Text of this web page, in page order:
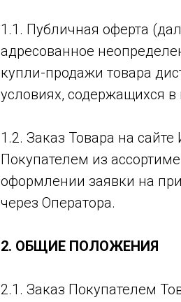
1.1. Публичная оферта
адресованное
купли-продажи товара
условиях, содержащихся
1.2. Заказ Товара на
Покупателем из
оформлении заявки на
через Оператора.
2. ОБЩИЕ ПОЛОЖЕНИЯ
2.1. Заказ Покупателем